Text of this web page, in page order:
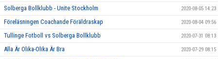
Solberga Bollklubb - Unite Stockholm 2020-08-05 14:23
Föreläsningen Coachande Föräldraskap 2020-08-04 09:56
Tullinge Fotboll vs Solberga Bollklubb 2020-07-31 08:13
Alla Är Olika-Olika Är Bra 2020-07-29 08:15